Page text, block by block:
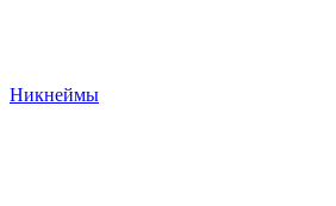
Никнеймы